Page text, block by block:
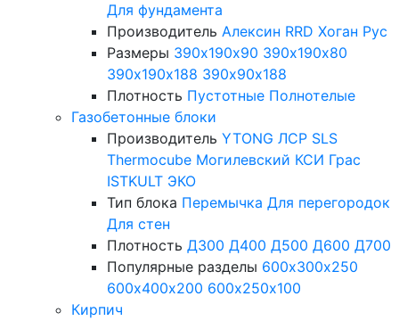
Для фундамента
Производитель Алексин RRD Хоган Рус
Размеры 390х190х90 390х190х80
390х190х188 390х90х188
Плотность Пустотные Полнотелые
Газобетонные блоки
Производитель YTONG ЛСР SLS
Thermocube Могилевский КСИ Грас
ISTKULT ЭКО
Тип блока Перемычка Для перегородок
Для стен
Плотность Д300 Д400 Д500 Д600 Д700
Популярные разделы 600х300х250
600х400х200 600х250х100
Кирпич